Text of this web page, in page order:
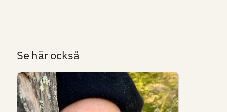
Se här också